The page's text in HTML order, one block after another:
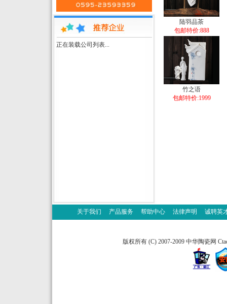
正在装载公司列表...
陆羽品茶
包邮特价:888
竹之语
包邮特价:1999
关于我们 产品服务 帮助中心 法律声明 诚聘英
版权所有 (C) 2007-2009 中华陶瓷网